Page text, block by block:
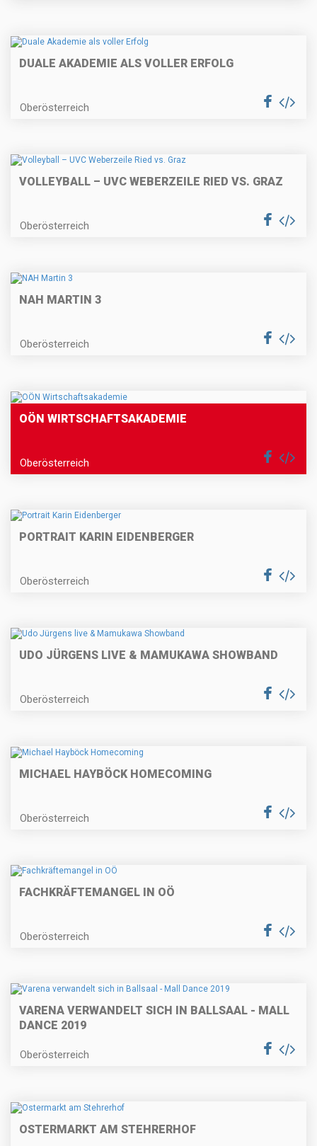
DUALE AKADEMIE ALS VOLLER ERFOLG
Oberösterreich
VOLLEYBALL – UVC WEBERZEILE RIED VS. GRAZ
Oberösterreich
NAH MARTIN 3
Oberösterreich
OÖN WIRTSCHAFTSAKADEMIE
Oberösterreich
PORTRAIT KARIN EIDENBERGER
Oberösterreich
UDO JÜRGENS LIVE & MAMUKAWA SHOWBAND
Oberösterreich
MICHAEL HAYBÖCK HOMECOMING
Oberösterreich
FACHKRÄFTEMANGEL IN OÖ
Oberösterreich
VARENA VERWANDELT SICH IN BALLSAAL - MALL
DANCE 2019
Oberösterreich
OSTERMARKT AM STEHRERHOF